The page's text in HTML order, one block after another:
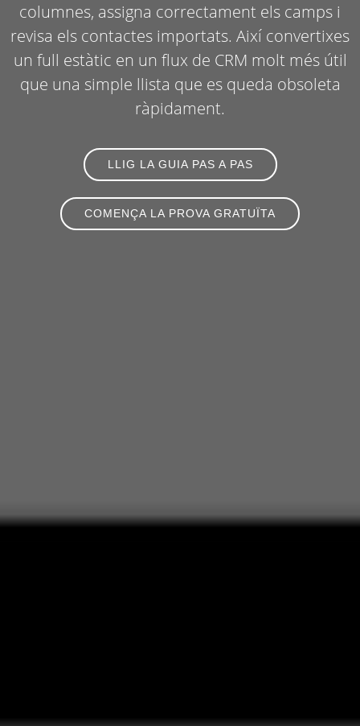
columnes, assigna correctament els camps i
revisa els contactes importats. Així convertixes
un full estàtic en un flux de CRM molt més útil
que una simple llista que es queda obsoleta
ràpidament.
LLIG LA GUIA PAS A PAS
COMENÇA LA PROVA GRATUÏTA